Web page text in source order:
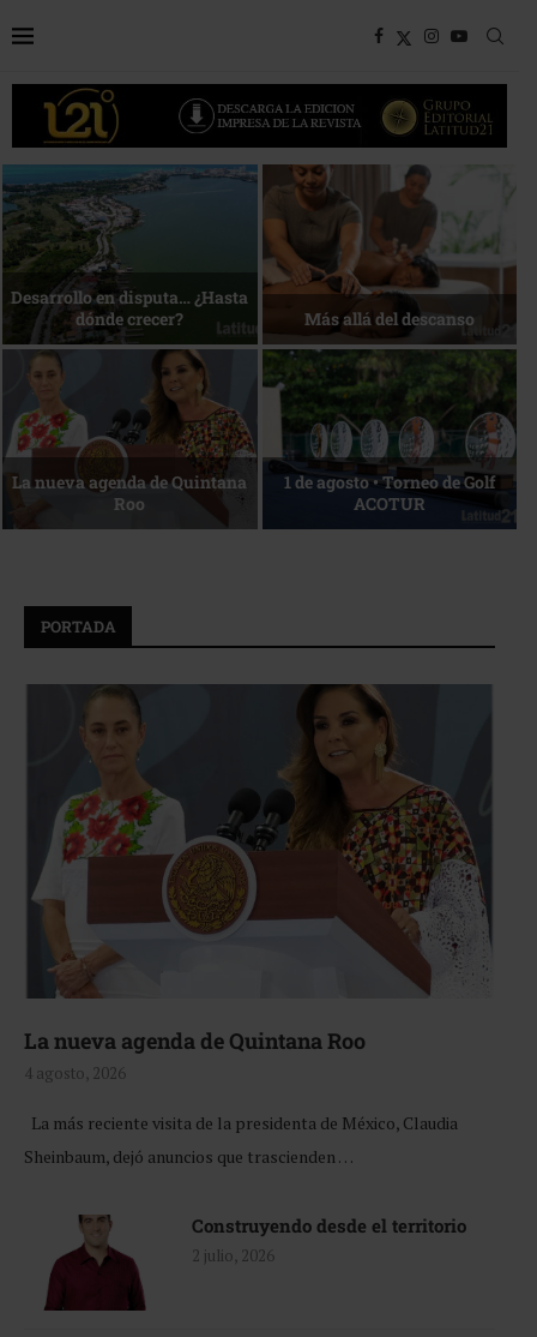
Bottega, un viaje servido a la
mesa
Energía que Impulsa la
competitividad
Reconocimiento de viajeros La esencia del servicio
PORTADA
La nueva agenda de Quintana Roo
4 agosto, 2026
La más reciente visita de la presidenta de México, Claudia
Sheinbaum, dejó anuncios que trascienden …
Construyendo desde el territorio
2 julio, 2026